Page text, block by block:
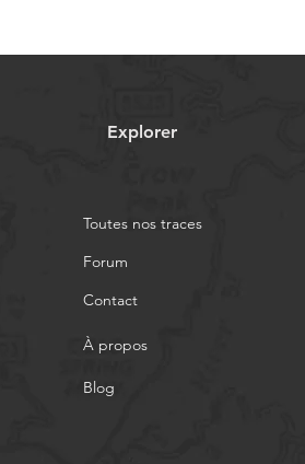
Explorer
Toutes nos traces
Forum
Contact
À propos
Blog